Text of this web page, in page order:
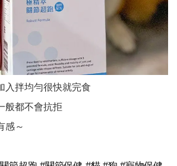
入拌均勻很快就完食
般都不會抗拒
感～